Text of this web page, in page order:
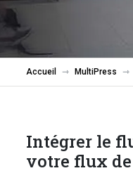
Accueil MultiPress
Intégrer le
votre flux